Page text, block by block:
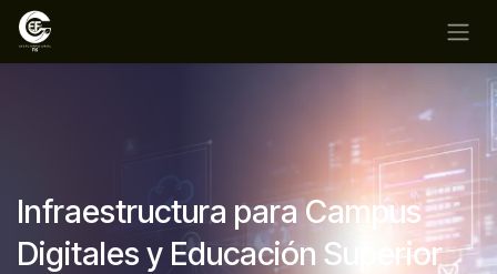
Ir al contenido
Infraestructura para Campus
Digitales y Educación Superior